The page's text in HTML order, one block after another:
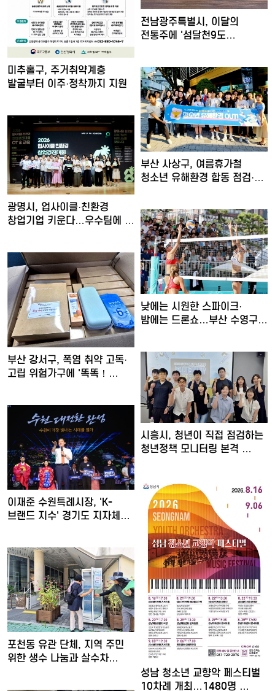
전남광주특별시, 이달의
전통주에 '섬달천9도
미추홀구, 주거취약계층
발굴부터 이주·정착까지 지원
부산 사상구, 여름휴가철
청소년 유해환경 합동 점검·
광명시, 업사이클·친환경
창업기업 키운다…우수팀에 총
낮에는 시원한 스파이크·
밤에는 드론쇼…부산 수영구,
부산 강서구, 폭염 취약 고독·
고립 위험가구에 '똑똑！…
시흥시, 청년이 직접 점검하는
청년정책 모니터링 본격 …
이재준 수원특례시장, 'K-
브랜드 지수' 경기도 지자체…
성남 청소년 교향악 페스티벌
10차례 개최…1480명 …
포천동 유관 단체, 지역 주민
위한 생수 나눔과 살수차…